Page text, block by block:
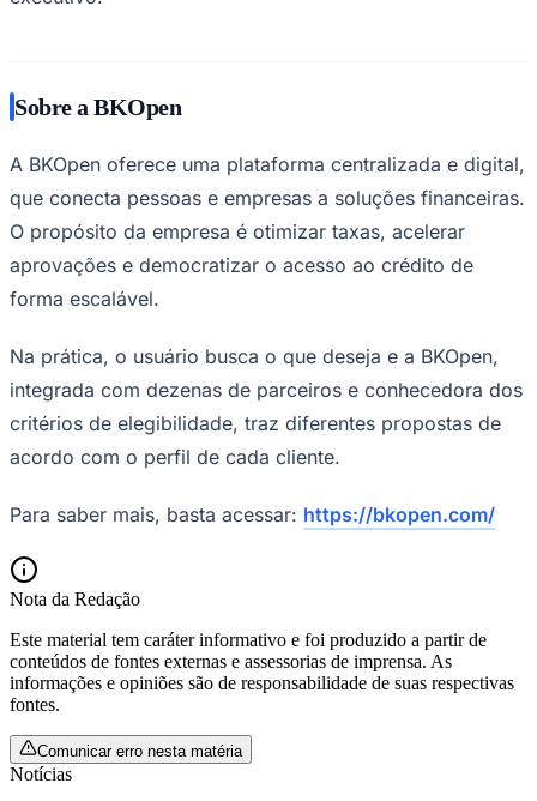
Sobre a BKOpen
A BKOpen oferece uma plataforma centralizada e digital,
que conecta pessoas e empresas a soluções financeiras.
O propósito da empresa é otimizar taxas, acelerar
aprovações e democratizar o acesso ao crédito de
forma escalável.
Na prática, o usuário busca o que deseja e a BKOpen,
integrada com dezenas de parceiros e conhecedora dos
critérios de elegibilidade, traz diferentes propostas de
acordo com o perfil de cada cliente.
Para saber mais, basta acessar: https://bkopen.com/
Nota da Redação
Este material tem caráter informativo e foi produzido a partir de
conteúdos de fontes externas e assessorias de imprensa. As
informações e opiniões são de responsabilidade de suas respectivas
fontes.
Comunicar erro nesta matéria
Notícias